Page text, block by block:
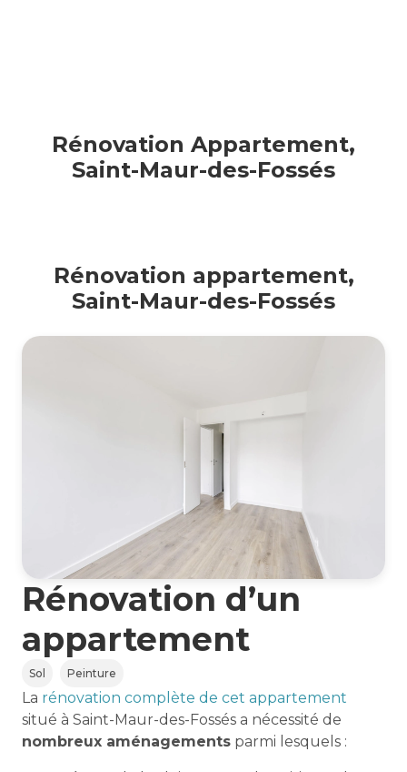
Rénovation Appartement,
Saint-Maur-des-Fossés
Rénovation appartement,
Saint-Maur-des-Fossés
Rénovation d’un
appartement
Sol Peinture
La rénovation complète de cet appartement
situé à Saint-Maur-des-Fossés a nécessité de
nombreux aménagements parmi lesquels :